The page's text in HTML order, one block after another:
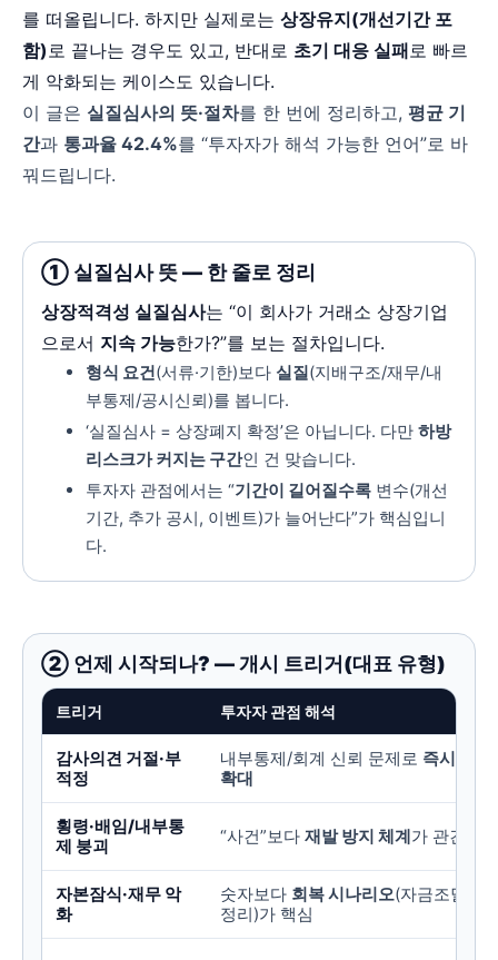
를 떠올립니다. 하지만 실제로는 상장유지(개선기간 포
함)로 끝나는 경우도 있고, 반대로 초기 대응 실패로 빠르
게 악화되는 케이스도 있습니다.
이 글은 실질심사의 뜻·절차를 한 번에 정리하고, 평균 기
간과 통과율 42.4%를 “투자자가 해석 가능한 언어”로 바
꿔드립니다.
① 실질심사 뜻 — 한 줄로 정리
상장적격성 실질심사는 “이 회사가 거래소 상장기업
으로서 지속 가능한가?”를 보는 절차입니다.
형식 요건(서류·기한)보다 실질(지배구조/재무/내
부통제/공시신뢰)를 봅니다.
‘실질심사 = 상장폐지 확정’은 아닙니다. 다만 하방
리스크가 커지는 구간인 건 맞습니다.
투자자 관점에서는 “기간이 길어질수록 변수(개선
기간, 추가 공시, 이벤트)가 늘어난다”가 핵심입니
다.
② 언제 시작되나? — 개시 트리거(대표 유형)
트리거 투자자 관점 해석
감사의견 거절·부
적정
내부통제/회계 신뢰 문제로 즉시 리스
확대
횡령·배임/내부통
제 붕괴
“사건”보다 재발 방지 체계가 관건
자본잠식·재무 악
화
숫자보다 회복 시나리오(자금조달/사
정리)가 핵심